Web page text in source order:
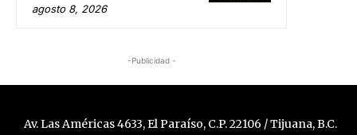
agosto 8, 2026
-Publicidad -
Av. Las Américas 4633, El Paraíso, C.P. 22106 / Tijuana, B.C.